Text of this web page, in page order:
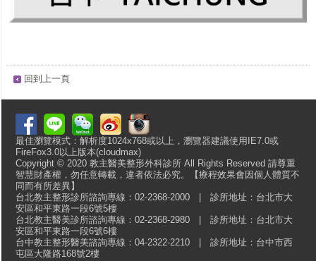
回到上一頁
最佳瀏覽模式：解析度1024x768或以上，瀏覽器建議使用IE7.0或
FireFox3.0以上版本(cloudmax)
Copyright © 2020 教主醫美整形外科診所 All Rights Reserved 請尊重
智慧財產權，勿任意轉載，違者依法必究。【療程效果會因個人體質不
同而有所差異】
台北教主整形診所諮詢專線：02-2368-2000 | 診所地址：台北市大
安區和平東路一段6號5樓
台北教主醫美診所諮詢專線：02-2368-2980 | 診所地址：台北市大
安區和平東路一段6號6樓
台中教主整形醫美諮詢專線：04-2322-2210 | 診所地址：台中市西
屯區大隆路168號2樓